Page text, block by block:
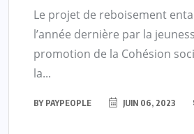
Le projet de reboisement
l’année dernière par la
promotion de la Cohésion
la...
BY PAYPEOPLE JUIN 06, 2023